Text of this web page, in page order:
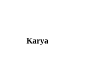
Karya